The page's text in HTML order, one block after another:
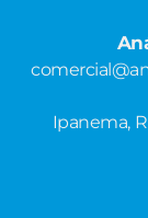
Ipanema,